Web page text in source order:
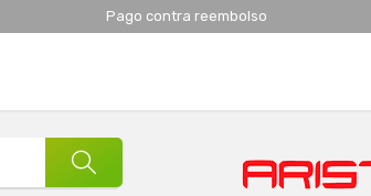
Pago contra reembolso